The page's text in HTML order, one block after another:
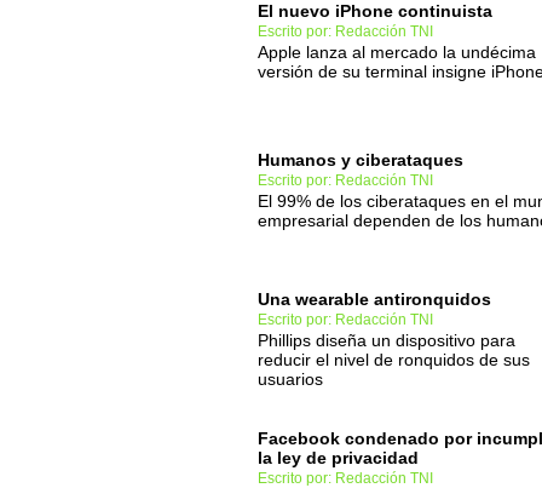
El nuevo iPhone continuista
Escrito por: Redacción TNI
Apple lanza al mercado la undécima
versión de su terminal insigne
Humanos y ciberataques
Escrito por: Redacción TNI
El 99% de los ciberataques en el
empresarial dependen de los
Una wearable antironquidos
Escrito por: Redacción TNI
Phillips diseña un dispositivo para
reducir el nivel de ronquidos de sus
usuarios
Facebook condenado por
la ley de privacidad
Escrito por: Redacción TNI